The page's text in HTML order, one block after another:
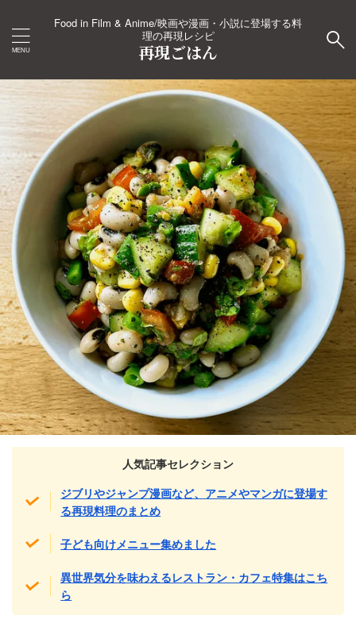
Food in Film & Anime/映画や漫画・小説に登場する料
理の再現レシピ
再現ごはん
人気記事セレクション
ジブリやジャンプ漫画など、アニメやマンガに登場す
る再現料理のまとめ
子ども向けメニュー集めました
異世界気分を味わえるレストラン・カフェ特集はこち
ら